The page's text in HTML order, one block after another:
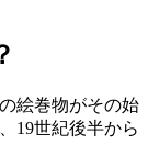
絵巻物がその始
19世紀後半から